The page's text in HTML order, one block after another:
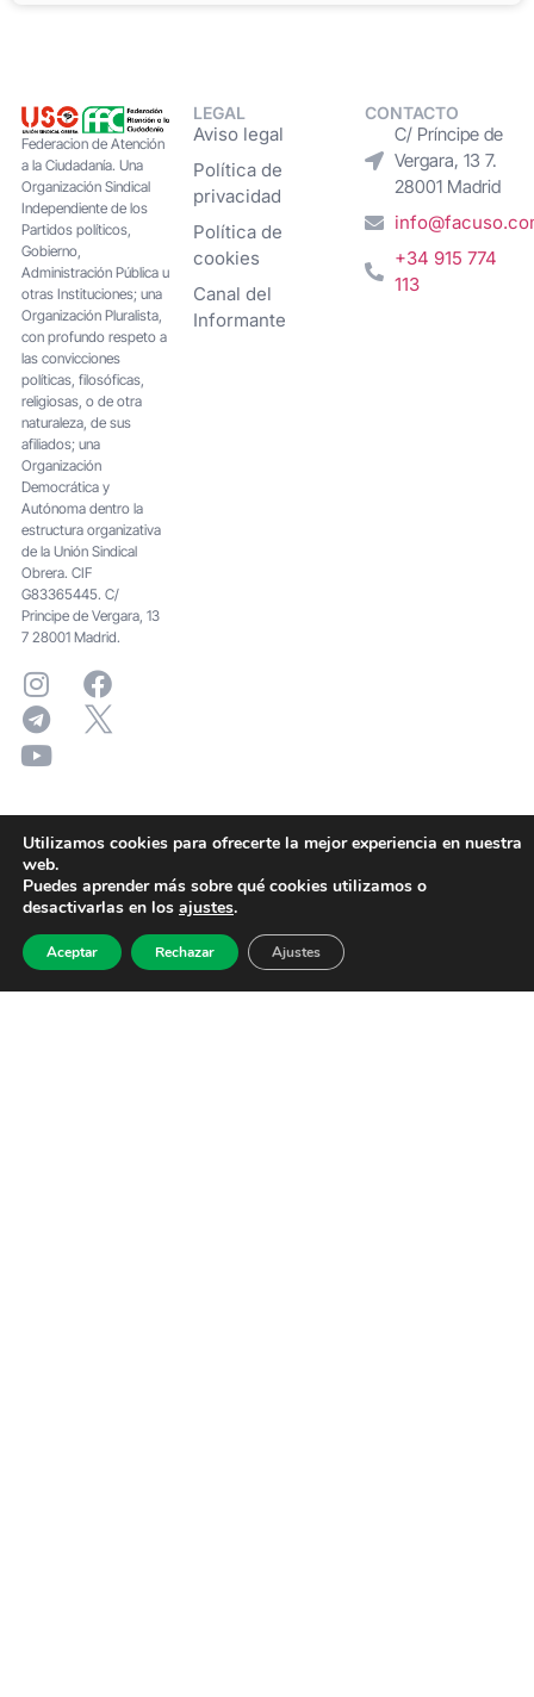
Federacion de Atención
a la Ciudadanía. Una
Organización Sindical
Independiente de los
Partidos políticos,
Gobierno,
Administración Pública u
otras Instituciones; una
Organización Pluralista,
con profundo respeto a
las convicciones
políticas, filosóficas,
religiosas, o de otra
naturaleza, de sus
afiliados; una
Organización
Democrática y
Autónoma dentro la
estructura organizativa
de la Unión Sindical
Obrera. CIF
G83365445. C/
Principe de Vergara, 13
7 28001 Madrid.
LEGAL
Aviso legal
Política de
privacidad
Política de
cookies
Canal del
Informante
CONTACTO
C/ Príncipe de
Vergara, 13 7.
28001 Madrid
+34 915 774
113
Utilizamos cookies para ofrecerte la mejor experiencia en nuestra
web.
Puedes aprender más sobre qué cookies utilizamos o
desactivarlas en los ajustes.
Aceptar Rechazar Ajustes